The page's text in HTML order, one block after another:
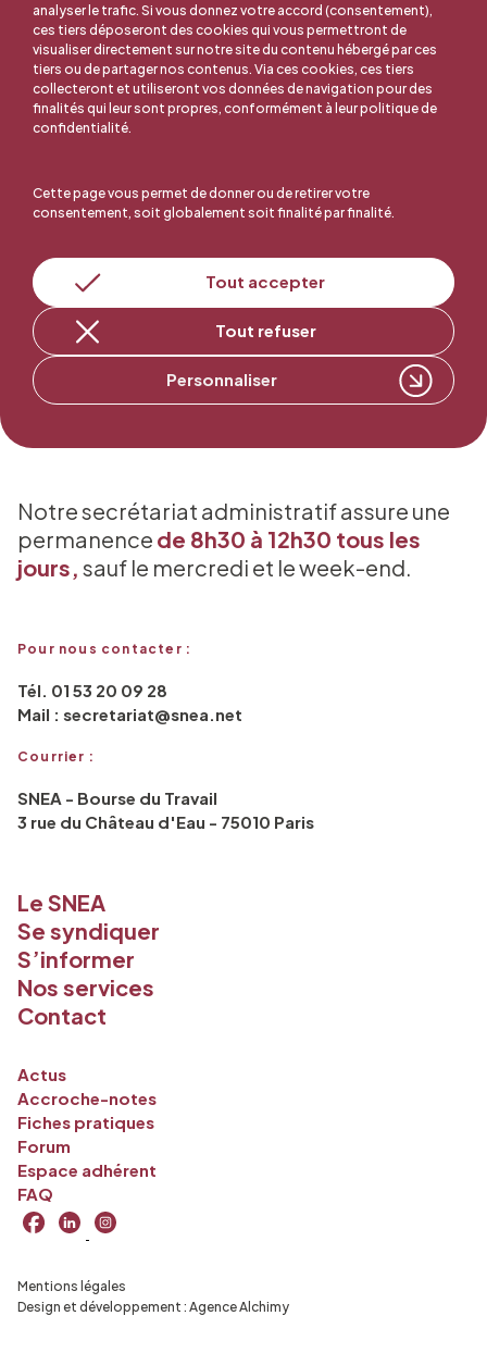
analyser le trafic. Si vous donnez votre accord (consentement),
ces tiers déposeront des cookies qui vous permettront de
visualiser directement sur notre site du contenu hébergé par ces
tiers ou de partager nos contenus. Via ces cookies, ces tiers
collecteront et utiliseront vos données de navigation pour des
finalités qui leur sont propres, conformément à leur politique de
confidentialité.
Cette page vous permet de donner ou de retirer votre
consentement, soit globalement soit finalité par finalité.
Tout accepter
Tout refuser
Personnaliser
En ligne, c'est facile !
Adhérer au SNEA
Notre secrétariat administratif assure une
permanence de 8h30 à 12h30 tous les
jours, sauf le mercredi et le week-end.
Pour nous contacter :
Tél. 01 53 20 09 28
Mail : secretariat@snea.net
Courrier :
SNEA - Bourse du Travail
3 rue du Château d'Eau - 75010 Paris
Le SNEA
Se syndiquer
S’informer
Nos services
Contact
Actus
Accroche-notes
Fiches pratiques
Forum
Espace adhérent
FAQ
Design et développement : Agence Alchimy
Mentions légales